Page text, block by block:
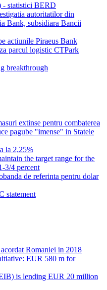
- statistici BERD
autoritatilor din
Bank, subsidiara Bancii
actiunile Piraeus Bank
parcul logistic CTPark
breakthrough
extinse pentru combaterea
pagube "imense" in Statele
la 2,25%
the target range for the
3/4 percent
de referinta pentru dolar
statement
Romaniei in 2018
EUR 580 m for
is lending EUR 20 million